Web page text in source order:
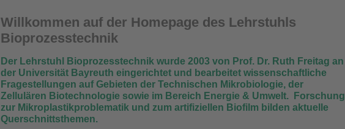
Willkommen auf der Homepage des Lehrstuhls
Bioprozesstechnik
Der Lehrstuhl Bioprozesstechnik wurde 2003 von Prof. Dr. Ruth Freitag an
der Universität Bayreuth eingerichtet und bearbeitet wissenschaftliche
Fragestellungen auf Gebieten der Technischen Mikrobiologie, der
Zellulären Biotechnologie sowie im Bereich Energie & Umwelt. Forschung
zur Mikroplastikproblematik und zum artifiziellen Biofilm bilden aktuelle
Querschnittsthemen.